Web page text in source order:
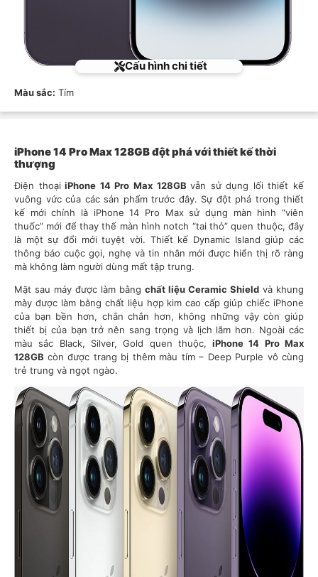
Cấu hình chi tiết
Màu sắc: Tím
iPhone 14 Pro Max 128GB đột phá với thiết kế thời
thượng
Điện thoạiiPhone 14 Pro Max 128GBvẫn sử dụng lối thiết kế
vuông vức của các sản phẩm trước đây. Sự đột phá trong thiết
kế mới chính là iPhone 14 Pro Max sử dụng màn hình “viên
thuốc” mới để thay thế màn hình notch “tai thỏ” quen thuộc, đây
là một sự đổi mới tuyệt vời. Thiết kế Dynamic Island giúp các
thông báo cuộc gọi, nghẹ và tin nhắn mới được hiển thị rõ ràng
mà không làm người dùng mất tập trung.
Mặt sau máy được làm bằng chất liệu Ceramic Shield và khung
mày được làm bằng chất liệu hợp kim cao cấp giúp chiếc iPhone
của bạn bền hơn, chắn chắn hơn, không những vậy còn giúp
thiết bị của bạn trở nên sang trọng và lịch lãm hơn. Ngoài các
màu sắc Black, Silver, Gold quen thuộc,iPhone 14 Pro Max
128GB còn được trang bị thêm màu tím – Deep Purple vô cùng
trẻ trung và ngọt ngào.